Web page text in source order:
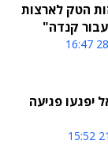
הטק לארצות
קנדה"
יפגעו פגיעה